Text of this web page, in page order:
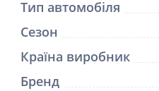
Тип автомобіля
Сезон
Країна виробник
Бренд